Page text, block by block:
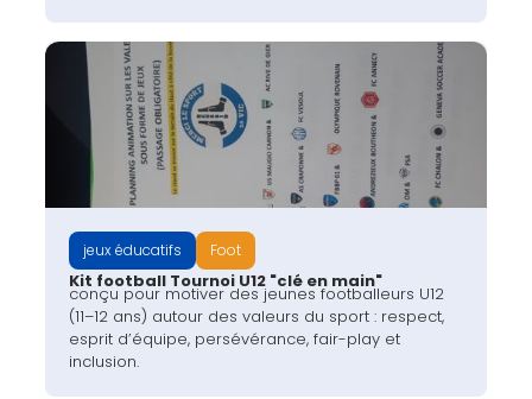
jeux éducatifs Foot
Kit football Tournoi U12 "clé en main"
conçu pour motiver des jeunes footballeurs U12
(11–12 ans) autour des valeurs du sport : respect,
esprit d’équipe, persévérance, fair-play et
inclusion.